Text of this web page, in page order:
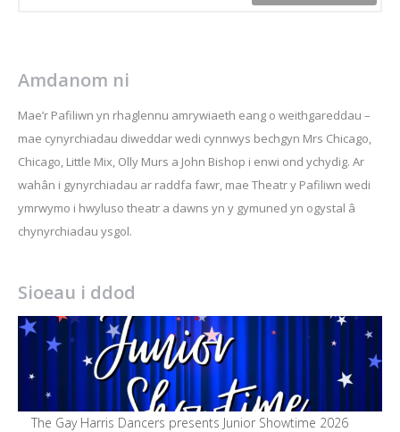
Amdanom ni
Mae’r Pafiliwn yn rhaglennu amrywiaeth eang o weithgareddau –
mae cynyrchiadau diweddar wedi cynnwys bechgyn Mrs Chicago,
Chicago, Little Mix, Olly Murs a John Bishop i enwi ond ychydig. Ar
wahân i gynyrchiadau ar raddfa fawr, mae Theatr y Pafiliwn wedi
ymrwymo i hwyluso theatr a dawns yn y gymuned yn ogystal â
chynyrchiadau ysgol.
Sioeau i ddod
The Gay Harris Dancers presents Junior Showtime 2026